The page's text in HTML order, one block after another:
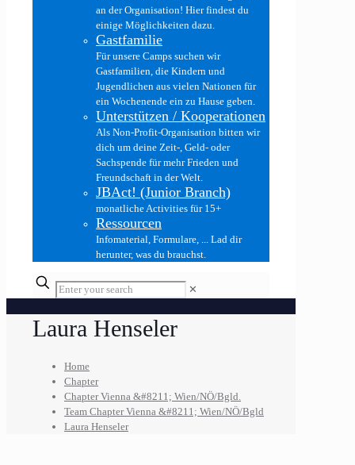
an der Organisation! Hier findest du
einige Möglichkeiten dazu.
Gastfamilie
Für unsere Camps suchen wir
Gastfamilien, die Kindern und
Jugendlichen aus vielen Nationen für
ein Wochenende ein zu Hause geben.
Unterstützen / Kooperationen
Als Non-Profit-Organisation bitten wir
dich um deine Zeit-, Geld- oder
Sachspende für mehr Frieden und
Freundschaft in der Welt.
JBAct! (Junior Branch)
monatliche Activities für 15+
Ressourcen
Infomaterial, Formulare, ... Lad dir
herunter, was du brauchst.
✕
Laura Henseler
Home
Chapter
Chapter Vienna &#8211; Wien/NÖ/Bgld.
Team Chapter Vienna &#8211; Wien/NÖ/Bgld
Laura Henseler